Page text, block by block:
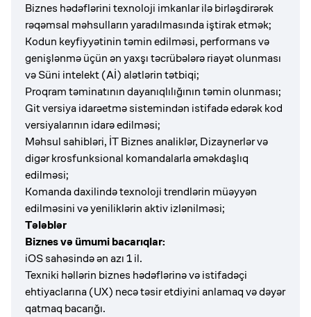
Biznes hədəflərini texnoloji imkanlar ilə birləşdirərək
rəqəmsal məhsulların yaradılmasında iştirak etmək;
Kodun keyfiyyətinin təmin edilməsi, performans və
genişlənmə üçün ən yaxşı təcrübələrə riayət olunması
və Süni intelekt (Aİ) alətlərin tətbiqi;
Proqram təminatının dayanıqlılığının təmin olunması;
Git versiya idarəetmə sistemindən istifadə edərək kod
versiyalarının idarə edilməsi;
Məhsul sahibləri, İT Biznes analiklər, Dizaynerlər və
digər krosfunksional komandalarla əməkdaşlıq
edilməsi;
Komanda daxilində texnoloji trendlərin müəyyən
edilməsini və yeniliklərin aktiv izlənilməsi;
Tələblər
Biznes və ümumi bacarıqlar:
iOS sahəsində ən azı 1 il.
Texniki həllərin biznes hədəflərinə və istifadəçi
ehtiyaclarına (UX) necə təsir etdiyini anlamaq və dəyər
qatmaq bacarığı.